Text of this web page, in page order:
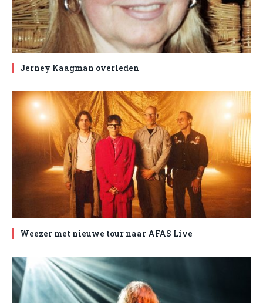
Jerney Kaagman overleden
Weezer met nieuwe tour naar AFAS Live